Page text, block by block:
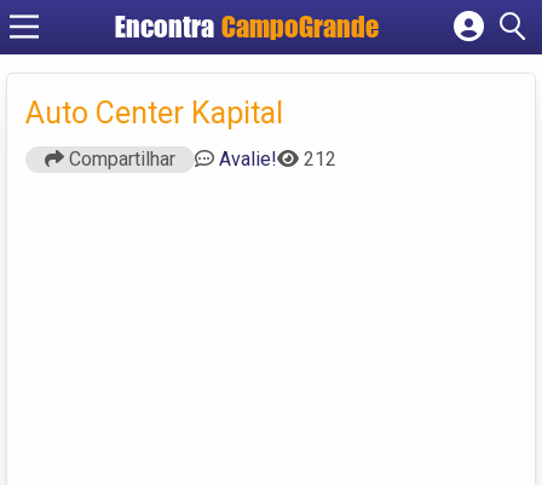
Encontra CampoGrande
Cadastrar empresa
Criar conta
Auto Center Kapital
Compartilhar Avalie! 212